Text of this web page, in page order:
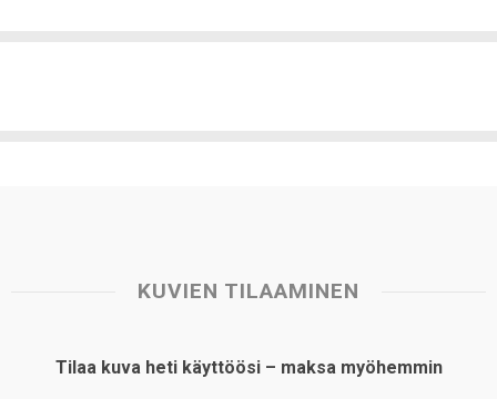
KUVIEN TILAAMINEN
Tilaa kuva heti käyttöösi – maksa myöhemmin